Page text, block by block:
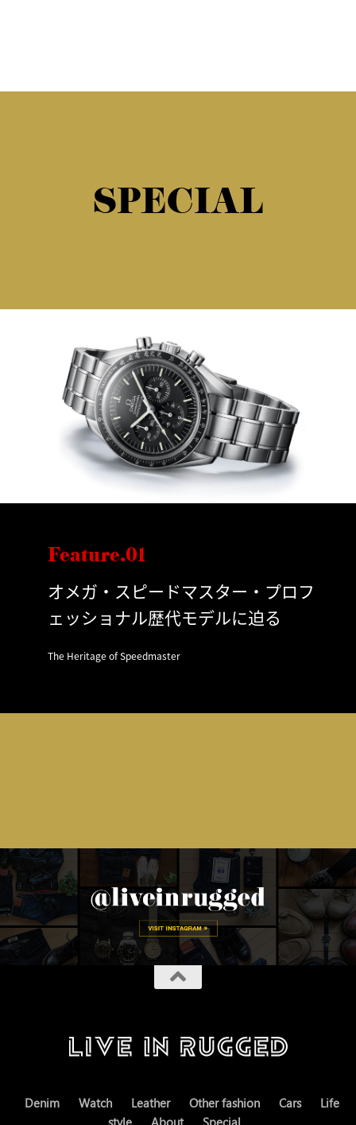
SPECIAL
Feature.01
オメガ・スピードマスター・プロフ
ェッショナル歴代モデルに迫る
The Heritage of Speedmaster
Denim Watch Leather Other fashion Cars
Life